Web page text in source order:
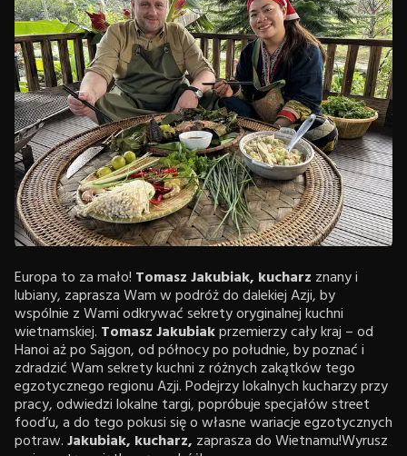
Europa to za mało! Tomasz Jakubiak, kucharz znany i
lubiany, zaprasza Wam w podróż do dalekiej Azji, by
wspólnie z Wami odkrywać sekrety oryginalnej kuchni
wietnamskiej. Tomasz Jakubiakprzemierzy cały kraj – od
Hanoi aż po Sajgon, od północy po południe, by poznać i
zdradzić Wam sekrety kuchni z różnych zakątków tego
egzotycznego regionu Azji. Podejrzy lokalnych kucharzy przy
pracy, odwiedzi lokalne targi, popróbuje specjałów street
food’u, a do tego pokusi się o własne wariacje egzotycznych
potraw.Jakubiak, kucharz, zaprasza do Wietnamu!Wyrusz